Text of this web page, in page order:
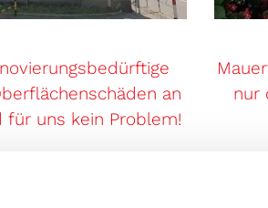
an
für uns kein Problem!
nur